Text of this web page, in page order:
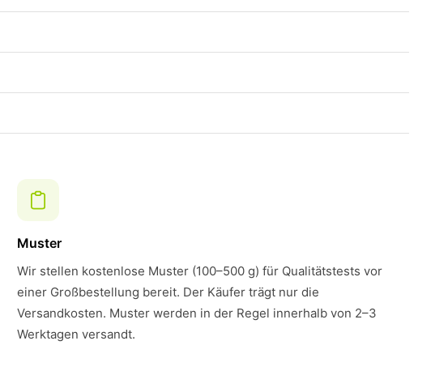
Muster
Wir stellen kostenlose Muster (100–500 g) für Qualitätstests vor
einer Großbestellung bereit. Der Käufer trägt nur die
Versandkosten. Muster werden in der Regel innerhalb von 2–3
Werktagen versandt.